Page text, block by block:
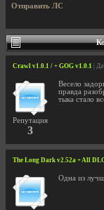
Отправить ЛС
Crawl v1.0.1 / + GOG v1.0.1 |
Репутация
3
Весело
правда
тыка стало
The Long Dark v2.52a + All
Одна из